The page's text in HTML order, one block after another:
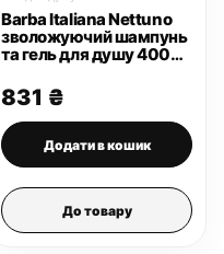
Barba Italiana Nettuno
зволожуючий шампунь
та гель для душу 400
831 ₴
Додати в кошик
До товару